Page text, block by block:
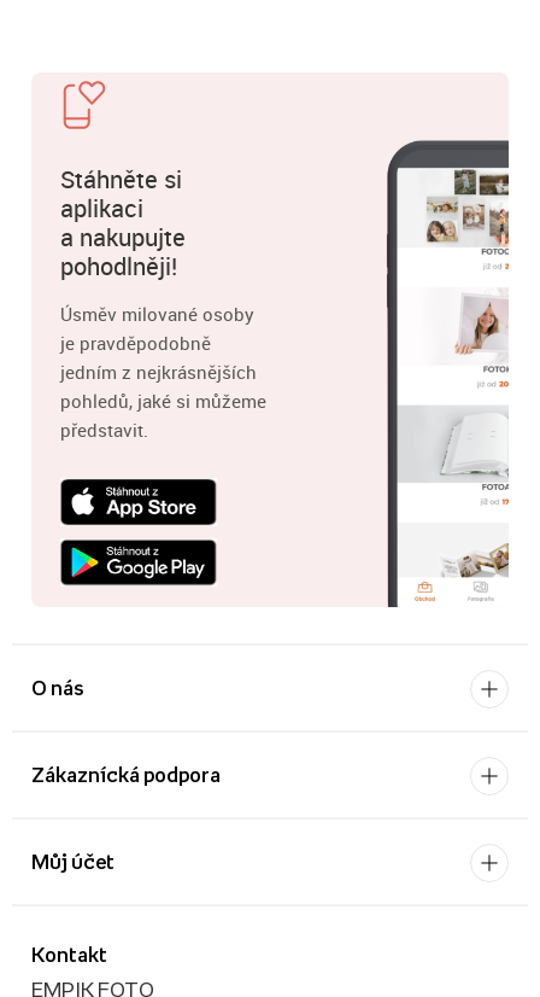
Stáhněte si
aplikaci
a nakupujte
pohodlněji!
Úsměv milované osoby
je pravděpodobně
jedním z nejkrásnějších
pohledů, jaké si můžeme
představit.
O nás
Zákaznícká podpora
Kontakt
EMPIK FOTO
Můj účet